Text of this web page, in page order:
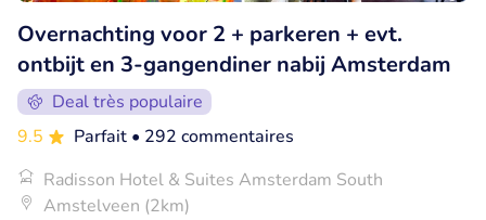
Overnachting voor 2 + parkeren + evt.
ontbijt en 3-gangendiner nabij Amsterdam
Deal très populaire
9.5
Parfait • 292 commentaires
Radisson Hotel & Suites Amsterdam South
Amstelveen (2km)